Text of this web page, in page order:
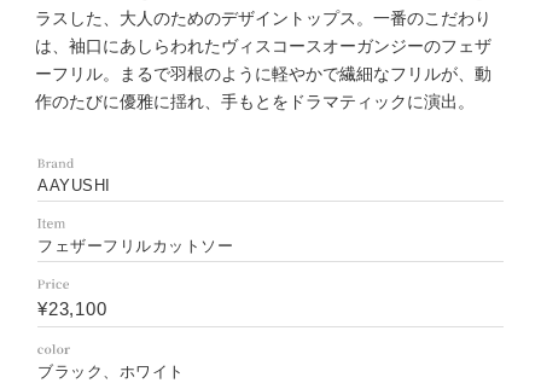
ラスした、大人のためのデザイントップス。一番のこだわり
は、袖口にあしらわれたヴィスコースオーガンジーのフェザ
ーフリル。まるで羽根のように軽やかで繊細なフリルが、動
作のたびに優雅に揺れ、手もとをドラマティックに演出。
AAYUSHI
フェザーフリルカットソー
¥23,100
ブラック、ホワイト